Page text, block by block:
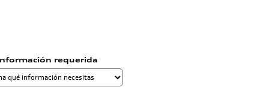
requerida